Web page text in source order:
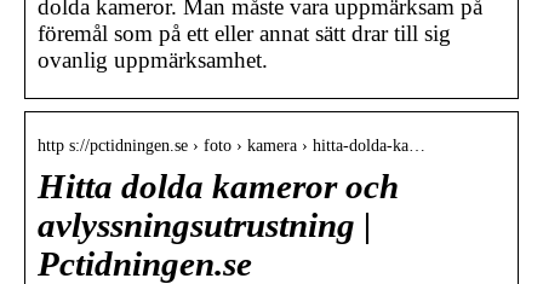
dolda kameror. Man måste vara uppmärksam på
föremål som på ett eller annat sätt drar till sig
ovanlig uppmärksamhet.
http s://pctidningen.se › foto › kamera › hitta-dolda-ka…
Hitta dolda kameror och
avlyssningsutrustning |
Pctidningen.se